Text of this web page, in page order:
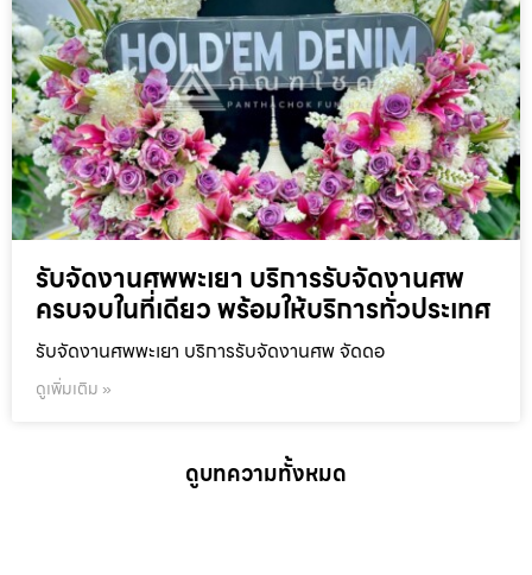
รับจัดงานศพพะเยา บริการรับจัดงานศพ
ครบจบในที่เดียว พร้อมให้บริการทั่วประเทศ
รับจัดงานศพพะเยา บริการรับจัดงานศพ จัดดอ
ดูเพิ่มเติม »
ดูบทความทั้งหมด